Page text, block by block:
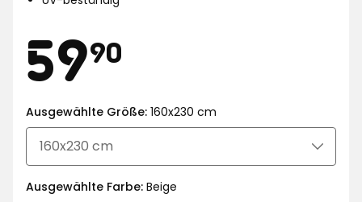
Preis
5990
€
Ausgewählte Größe: 160x230 cm
Ausgewählte Farbe: Beige